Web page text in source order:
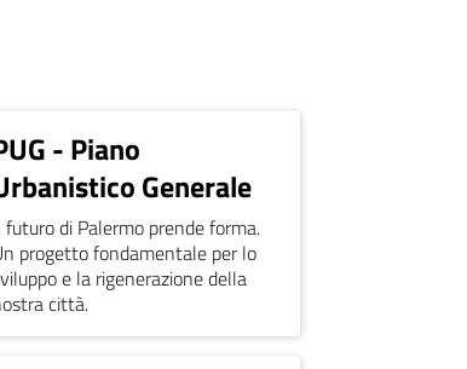
- Piano
Generale
futuro di Palermo prende forma.
progetto fondamentale per lo
e la rigenerazione della
città.